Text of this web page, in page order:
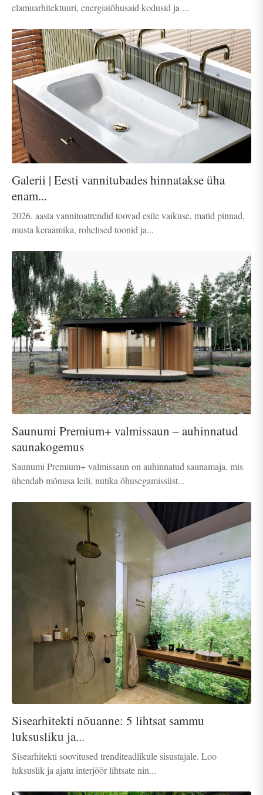
elamuarhitektuuri, energiatõhusaid kodusid ja ...
Galerii | Eesti vannitubades hinnatakse üha
enam...
2026. aasta vannitoatrendid toovad esile vaikuse, matid pinnad,
musta keraamika, rohelised toonid ja...
Saunumi Premium+ valmissaun – auhinnatud
saunakogemus
Saunumi Premium+ valmissaun on auhinnatud saunamaja, mis
ühendab mõnusa leili, nutika õhusegamissüst...
Sisearhitekti nõuanne: 5 lihtsat sammu
luksusliku ja...
Sisearhitekti soovitused trenditeadlikule sisustajale. Loo
luksuslik ja ajatu interjöör lihtsate nin...